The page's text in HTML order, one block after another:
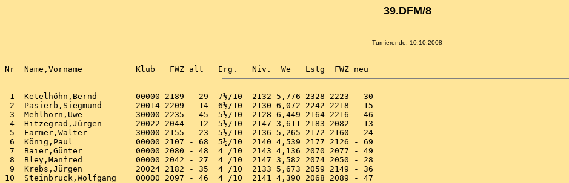
39.DFM/8
Turnierende: 10.10.2008
1  Ketelhöhn,Bernd        00000 2189 - 29  7½/10  2132 5,776 2328 2223 - 30
2  Pasierb,Siegmund       20014 2209 - 14  6½/10  2130 6,072 2242 2218 - 15
3  Mehlhorn,Uwe           30000 2235 - 45  5½/10  2128 6,449 2164 2216 - 46
4  Hitzegrad,Jürgen       20022 2044 - 12  5½/10  2147 3,611 2183 2082 - 13
5  Farmer,Walter          30000 2155 - 23  5½/10  2136 5,265 2172 2160 - 24
6  König,Paul             00000 2107 - 68  5½/10  2140 4,539 2177 2126 - 69
7  Baier,Günter           00000 2080 - 48  4 /10  2143 4,136 2070 2077 - 49
8  Bley,Manfred           00000 2042 - 27  4 /10  2147 3,582 2074 2050 - 28
9  Krebs,Jürgen           20024 2182 - 35  4 /10  2133 5,673 2059 2149 - 36
10  Steinbrück,Wolfgang    00000 2097 - 46  4 /10  2141 4,390 2068 2089 - 47